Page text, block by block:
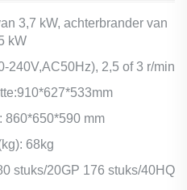
3,7 kW, achterbrander van
kW
240V,AC50Hz), 2,5 of 3 r/min
860*650*590 mm
68kg
stuks/20GP 176 stuks/40HQ